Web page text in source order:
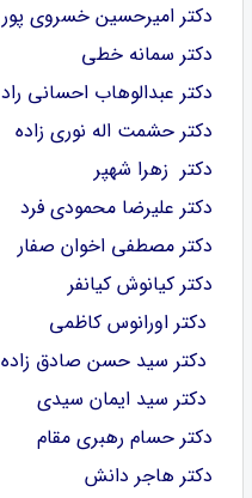
دکتر امیرحسین خسروی پور
دکتر سمانه خطی
دکتر عبدالوهاب احسانی راد
دکتر حشمت اله نوری زاده
دکتر زهرا شهپر
دکتر علیرضا محمودی فرد
دکتر مصطفی اخوان صفار
دکتر کیانوش کیانفر
دکتر اورانوس کاظمی
دکتر سید حسن صادق زاده
دکتر سید ایمان سیدی
دکتر حسام رهبری مقام
دکتر هاجر دانش